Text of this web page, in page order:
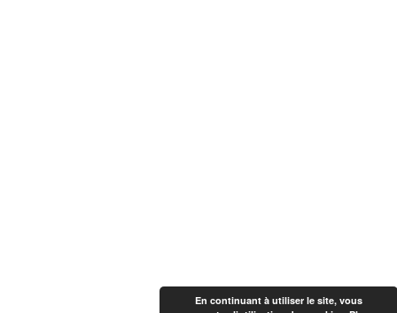
En continuant à utiliser le site, vous